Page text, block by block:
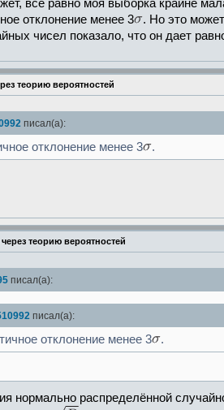
все равно моя выборка крайне
отклонение менее 3
. Но это
чисел показало, что он дает
теорию вероятностей
писал(а):
отклонение менее 3 .
теорию вероятностей
писал(а):
писал(а):
отклонение менее 3 .
нормально распределённой